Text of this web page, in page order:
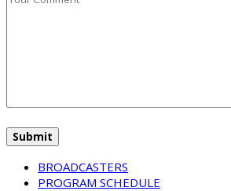
BROADCASTERS
PROGRAM SCHEDULE